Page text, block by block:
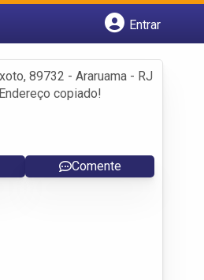
Entrar
89732 - Araruama - RJ
Endereço copiado!
Comente